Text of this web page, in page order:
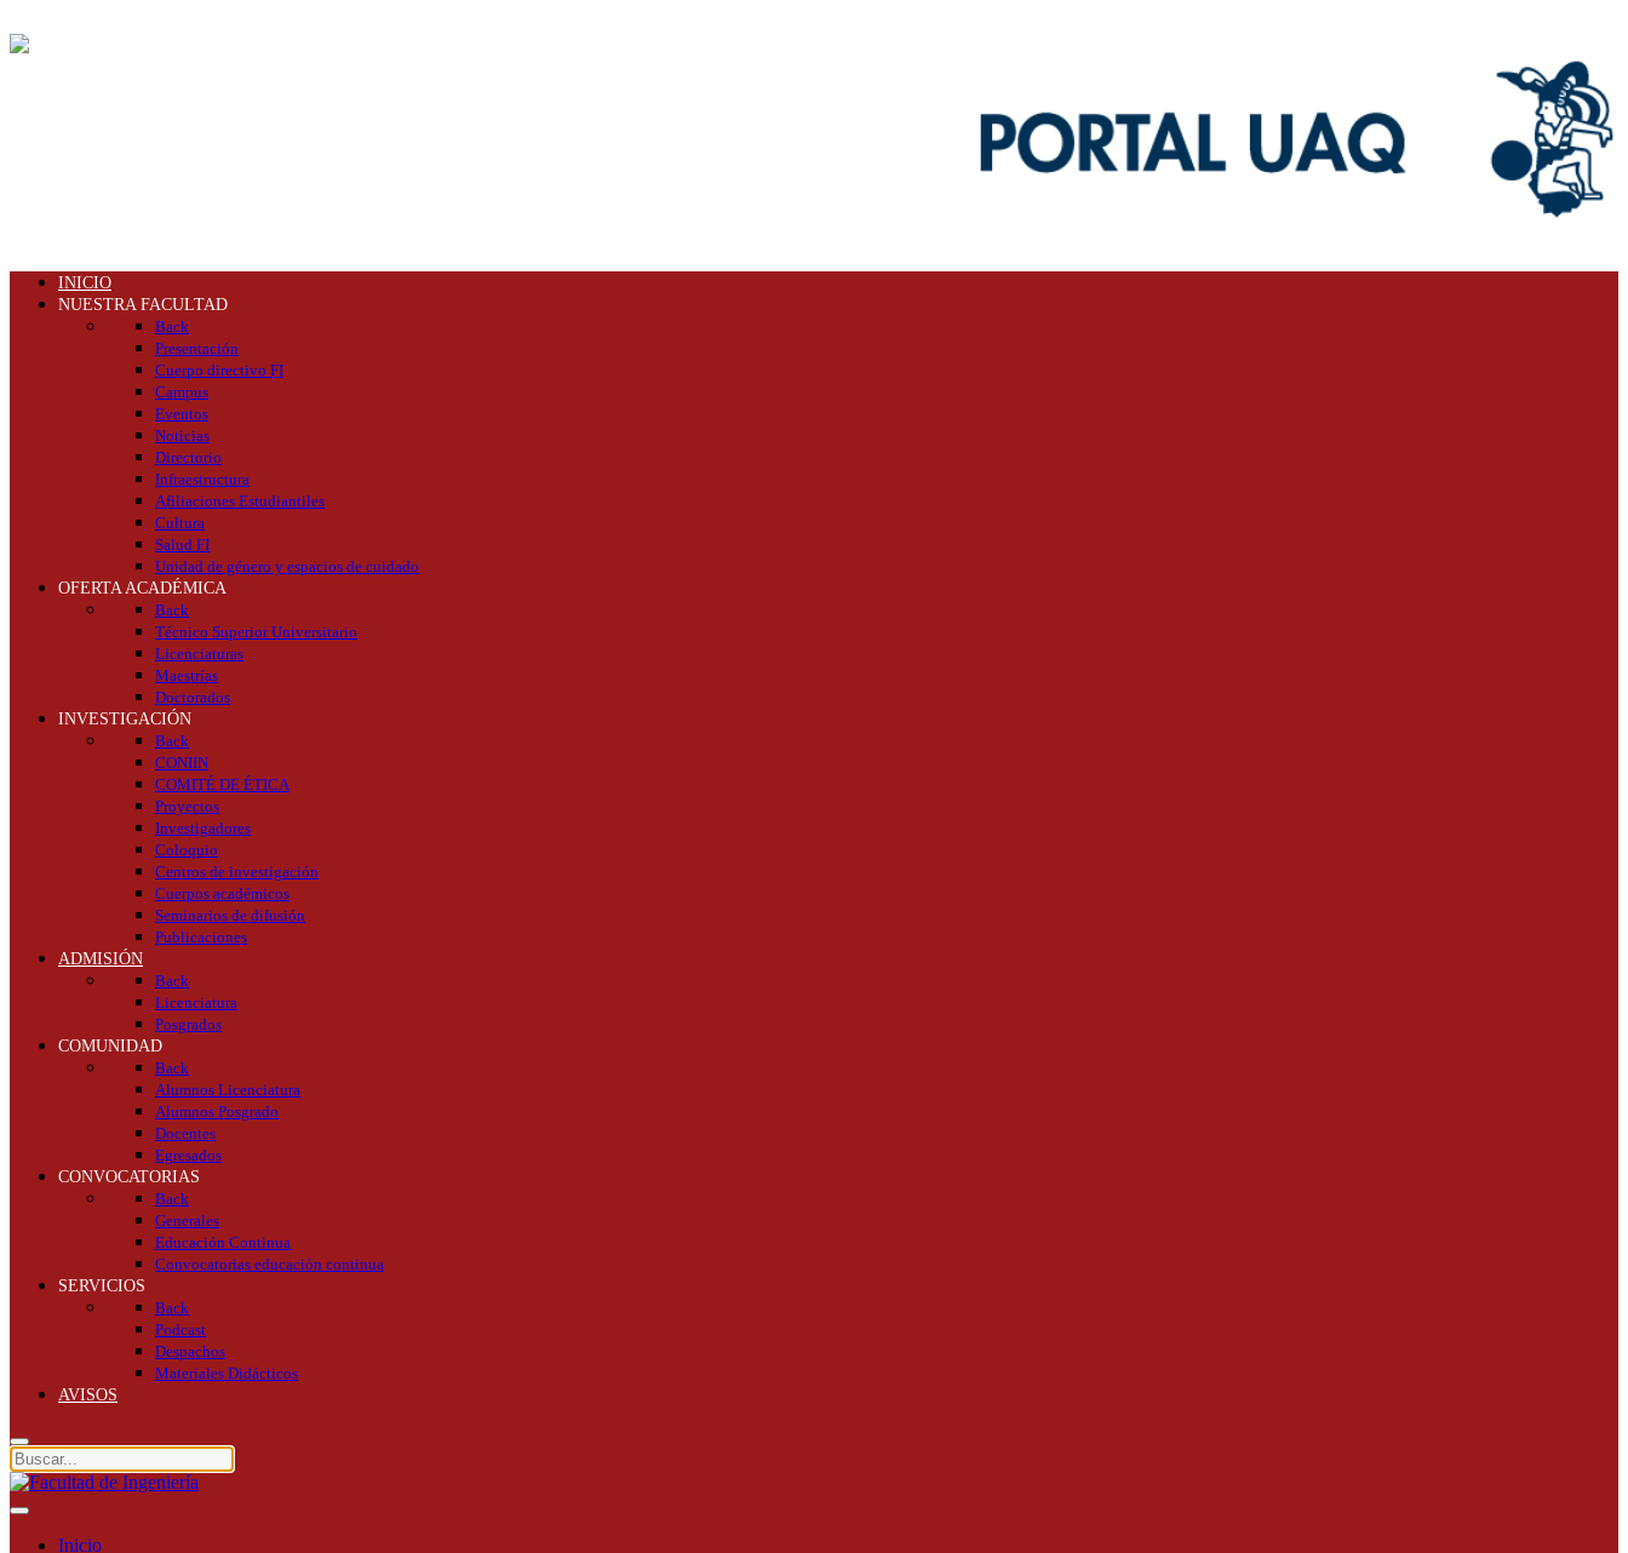
INICIO
NUESTRA FACULTAD
Back
Presentación
Cuerpo directivo FI
Campus
Eventos
Noticias
Directorio
Infraestructura
Afiliaciones Estudiantiles
Cultura
Salud FI
Unidad de género y espacios de cuidado
OFERTA ACADÉMICA
Back
Técnico Superior Universitario
Licenciaturas
Maestrías
Doctorados
INVESTIGACIÓN
Back
CONIIN
COMITÉ DE ÉTICA
Proyectos
Investigadores
Coloquio
Centros de investigación
Cuerpos académicos
Seminarios de difusión
Publicaciones
ADMISIÓN
Back
Licenciatura
Posgrados
COMUNIDAD
Back
Alumnos Licenciatura
Alumnos Posgrado
Docentes
Egresados
CONVOCATORIAS
Back
Generales
Educación Continua
Convocatorias educación continua
SERVICIOS
Back
Podcast
Despachos
Materiales Didácticos
AVISOS
Inicio